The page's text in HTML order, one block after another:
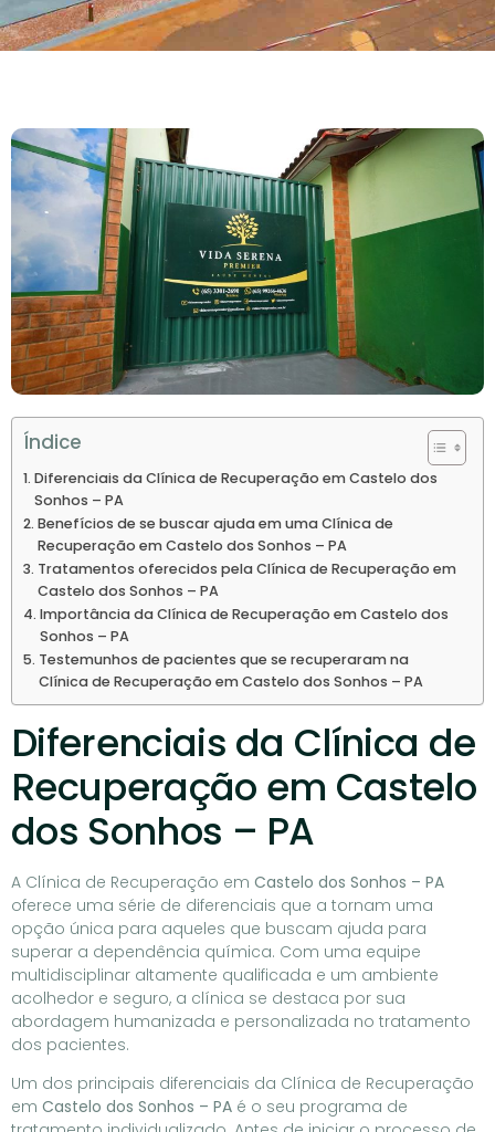
Índice
Diferenciais da Clínica de Recuperação em Castelo dos
Sonhos – PA
Benefícios de se buscar ajuda em uma Clínica de
Recuperação em Castelo dos Sonhos – PA
Tratamentos oferecidos pela Clínica de Recuperação em
Castelo dos Sonhos – PA
Importância da Clínica de Recuperação em Castelo dos
Sonhos – PA
Testemunhos de pacientes que se recuperaram na
Clínica de Recuperação em Castelo dos Sonhos – PA
Diferenciais da Clínica de
Recuperação em Castelo
dos Sonhos – PA
A Clínica de Recuperação em Castelo dos Sonhos – PA
oferece uma série de diferenciais que a tornam uma
opção única para aqueles que buscam ajuda para
superar a dependência química. Com uma equipe
multidisciplinar altamente qualificada e um ambiente
acolhedor e seguro, a clínica se destaca por sua
abordagem humanizada e personalizada no tratamento
dos pacientes.
Um dos principais diferenciais da Clínica de Recuperação
em Castelo dos Sonhos – PA é o seu programa de